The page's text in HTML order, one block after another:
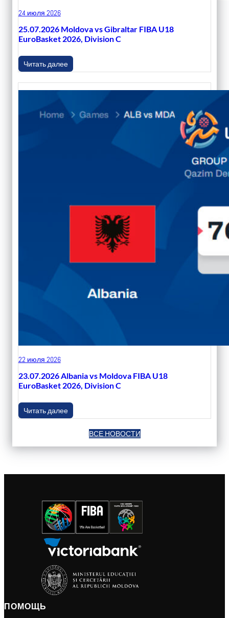
24 июля 2026
25.07.2026 Moldova vs Gibraltar FIBA U18
EuroBasket 2026, Division C
Читать далее
22 июля 2026
23.07.2026 Albania vs Moldova FIBA U18
EuroBasket 2026, Division C
Читать далее
ВСЕ НОВОСТИ
ПОМОЩЬ